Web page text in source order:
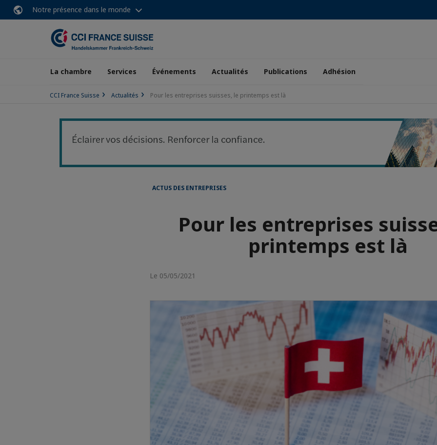
Notre présence dans le monde
La chambre Services Événements Actualités Publications Adhésion
CCI France Suisse Actualités Pour les entreprises suisses, le printemps est là
ACTUS DES ENTREPRISES
Pour les entreprises
printemps est là
Le 05/05/2021